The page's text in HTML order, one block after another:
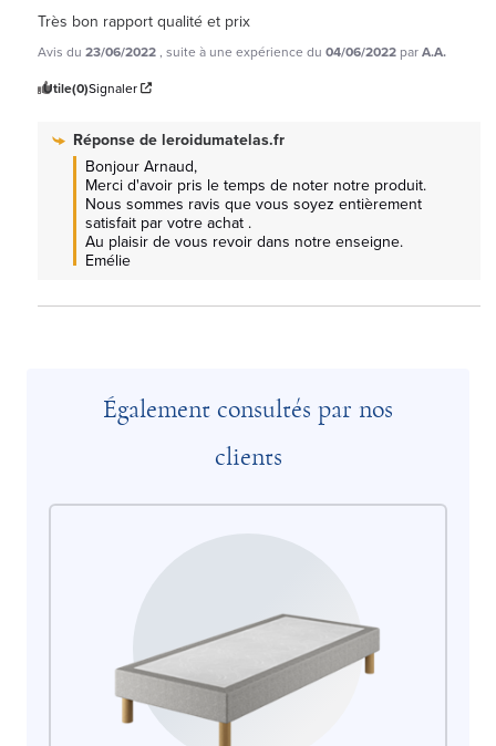
Très bon rapport qualité et prix
Avis du 23/06/2022, suite à une expérience du 04/06/2022 parA.A.
Utile(0)Signaler
Réponse deleroidumatelas.fr
Bonjour Arnaud,
Merci d'avoir pris le temps de noter notre produit.
Nous sommes ravis que vous soyez entièrement
satisfait par votre achat .
Au plaisir de vous revoir dans notre enseigne.
Emélie
Également consultés par nos
clients